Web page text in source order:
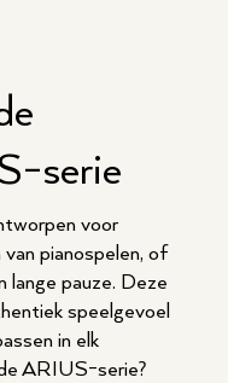
serie
voor
pianospelen, of
lange pauze. Deze
speelgevoel
in elk
ARIUS-serie?